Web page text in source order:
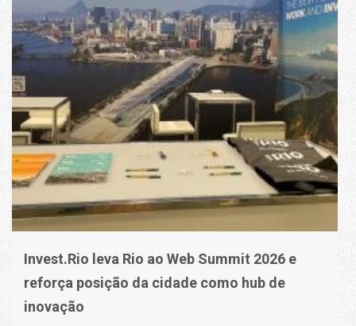
Invest.Rio leva Rio ao Web Summit 2026 e
reforça posição da cidade como hub de
inovação